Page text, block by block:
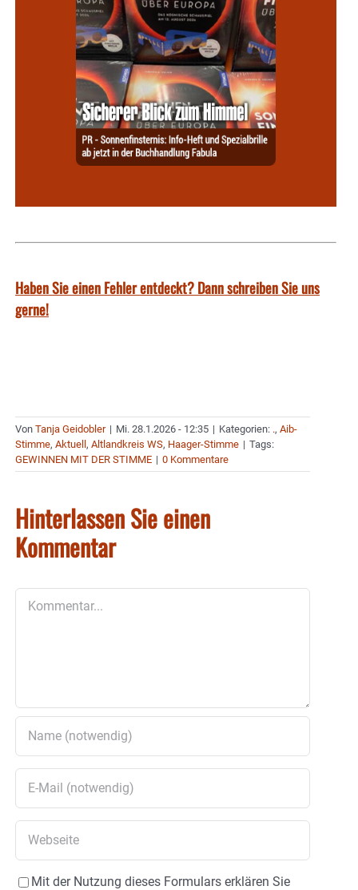
Haben Sie einen Fehler entdeckt? Dann schreiben Sie uns
gerne!
Von Tanja Geidobler | Mi. 28.1.2026 - 12:35 | Kategorien: ., Aib-
Stimme, Aktuell, Altlandkreis WS, Haager-Stimme | Tags:
GEWINNEN MIT DER STIMME | 0 Kommentare
Hinterlassen Sie einen
Kommentar
Mit der Nutzung dieses Formulars erklären Sie